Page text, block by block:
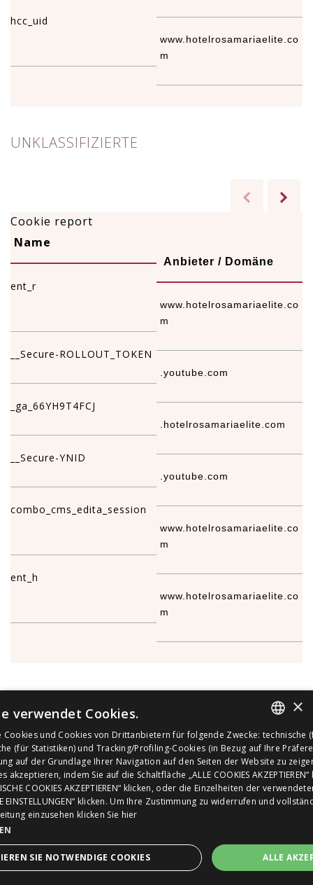
EIN ANGEBOT ANFORDERN
hcc_uid
www.hotelrosamariaelite.co
m
UNKLASSIFIZIERTE
Name
ent_r
__Secure-ROLLOUT_TOKEN
_ga_66YH9T4FCJ
__Secure-YNID
combo_cms_edita_session
ent_h
Cookie report
Anbieter / Domäne
www.hotelrosamariaelite.co
m
.youtube.com
.hotelrosamariaelite.com
.youtube.com
www.hotelrosamariaelite.co
m
www.hotelrosamariaelite.co
m
Abonnieren Sie den
Newsletter
VORBEHALTEN
ITALIAN
ENGLISH
GERMAN
×
verwendet Cookies.
Cookies und Cookies von Drittanbietern für folgende Zwecke: technische
(für Statistiken) und Tracking/Profiling-Cookies (in Bezug auf Ihre
auf der Grundlage Ihrer Navigation auf den Seiten der Website zu
akzeptieren, indem Sie auf die Schaltfläche „ALLE COOKIES
COOKIES AKZEPTIEREN“ klicken, oder die Einzelheiten der
EINSTELLUNGEN“ klicken. Um Ihre Zustimmung zu widerrufen und
einzusehen klicken Sie hier
ALLE
SIE NOTWENDIGE COOKIES